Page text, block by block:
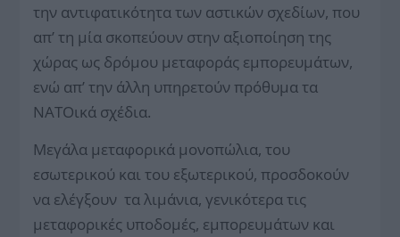
την αντιφατικότητα των αστικών σχεδίων, που
απ’ τη μία σκοπεύουν στην αξιοποίηση της
χώρας ως δρόμου μεταφοράς εμπορευμάτων,
ενώ απ’ την άλλη υπηρετούν πρόθυμα τα
ΝΑΤΟικά σχέδια.
Μεγάλα μεταφορικά μονοπώλια, του
εσωτερικού και του εξωτερικού, προσδοκούν
να ελέγξουν τα λιμάνια, γενικότερα τις
μεταφορικές υποδομές, εμπορευμάτων και